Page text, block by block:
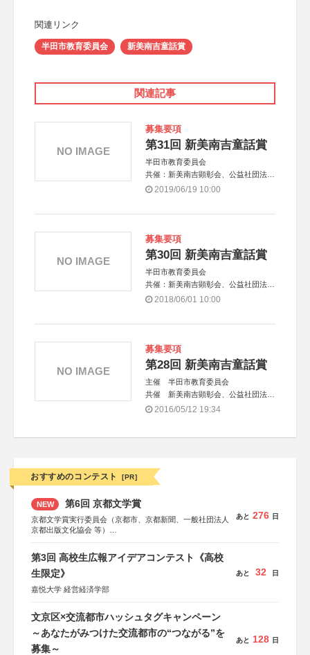
関連リンク
半田市教育委員会 新美南吉童話賞
関連記事
募集要項
第31回 新美南吉童話賞
半田市教育委員会
共催：新美南吉顕彰会、公益社団法人
半田青年会議所
2019/06/19 10:00
NO IMAGE
募集要項
第30回 新美南吉童話賞
半田市教育委員会
共催：新美南吉顕彰会、公益社団法人
半田青年会議所
2018/06/01 10:00
NO IMAGE
募集要項
第28回 新美南吉童話賞
主催 半田市教育委員会
共催 新美南吉顕彰会、公益社団法人
半田青年会議所
2016/05/12 19:34
NO IMAGE
おすすめのコンテスト [PR]
NEW 第6回 京都文学賞
京都文学賞実行委員会（京都市、京都新聞、一般社団法人
京都出版文化協会 等）
KADOKAWA、河出書房新社、幻冬舎、講談社、光文社、
集英社、小学館、祥伝社、新潮社、淡交社、ちいさいミシ
マ社、徳間書店、早川書房、PHP研究所、双葉社、文藝春
あと 276 日
第3回 高校生広報アイデアコンテスト《高校
生限定》
嘉悦大学 経営経済学部
あと 32 日
文京区×交流都市ハッシュタグキャンペーン
～あなたがみつけた交流都市の“つながる”を
募集～
あと 128 日